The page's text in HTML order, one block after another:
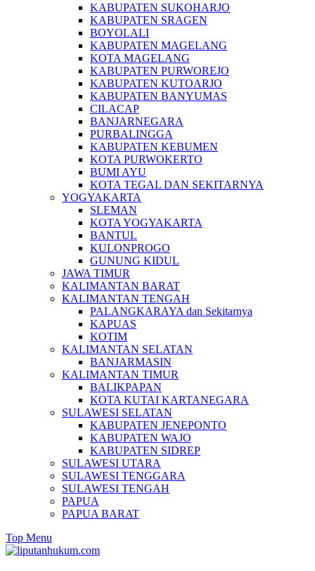
KABUPATEN SUKOHARJO
KABUPATEN SRAGEN
BOYOLALI
KABUPATEN MAGELANG
KOTA MAGELANG
KABUPATEN PURWOREJO
KABUPATEN KUTOARJO
KABUPATEN BANYUMAS
CILACAP
BANJARNEGARA
PURBALINGGA
KABUPATEN KEBUMEN
KOTA PURWOKERTO
BUMI AYU
KOTA TEGAL DAN SEKITARNYA
YOGYAKARTA
SLEMAN
KOTA YOGYAKARTA
BANTUL
KULONPROGO
GUNUNG KIDUL
JAWA TIMUR
KALIMANTAN BARAT
KALIMANTAN TENGAH
PALANGKARAYA dan Sekitarnya
KAPUAS
KOTIM
KALIMANTAN SELATAN
BANJARMASIN
KALIMANTAN TIMUR
BALIKPAPAN
KOTA KUTAI KARTANEGARA
SULAWESI SELATAN
KABUPATEN JENEPONTO
KABUPATEN WAJO
KABUPATEN SIDREP
SULAWESI UTARA
SULAWESI TENGGARA
SULAWESI TENGAH
PAPUA
PAPUA BARAT
Top Menu